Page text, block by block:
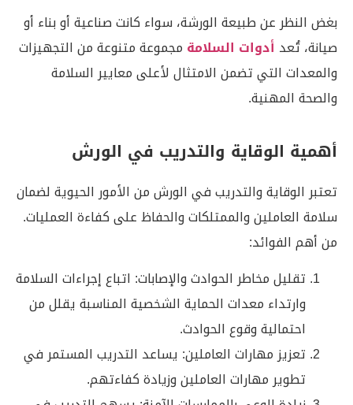
بغض النظر عن طبيعة الورشة، سواء كانت صناعية أو بناء أو
صيانة، تُعد أدوات السلامة مجموعة متنوعة من التجهيزات
والمعدات التي تضمن الامتثال لأعلى معايير السلامة
والصحة المهنية.
أهمية الوقاية والتدريب في الورش
تعتبر الوقاية والتدريب في الورش من الأمور الحيوية لضمان
سلامة العاملين والممتلكات والحفاظ على كفاءة العمليات.
من أهم الفوائد:
تقليل مخاطر الحوادث والإصابات: اتباع إجراءات السلامة
وارتداء معدات الحماية الشخصية المناسبة يقلل من
احتمالية وقوع الحوادث.
تعزيز مهارات العاملين: يساعد التدريب المستمر في
تطوير مهارات العاملين وزيادة كفاءتهم.